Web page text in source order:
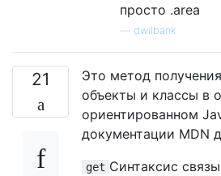
просто .area
dwilbank
21
Это метод
объекты и классы в
ориентированном
документации MDN
get Синтаксис